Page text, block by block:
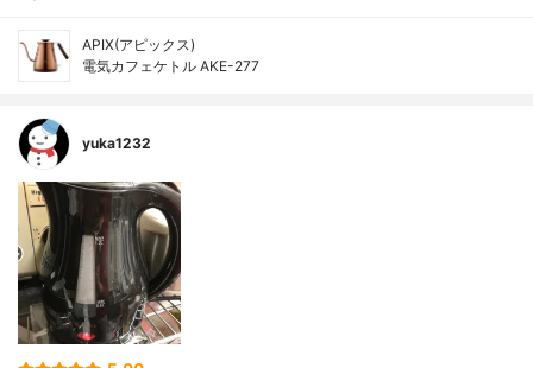
APIX(アピックス)
電気カフェケトル AKE-277
yuka1232